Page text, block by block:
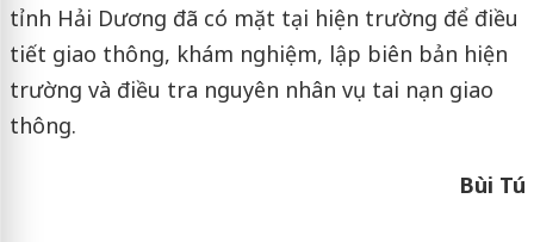
tỉnh Hải Dương đã có mặt tại hiện trường để điều
tiết giao thông, khám nghiệm, lập biên bản hiện
trường và điều tra nguyên nhân vụ tai nạn giao
thông.
Bùi Tú